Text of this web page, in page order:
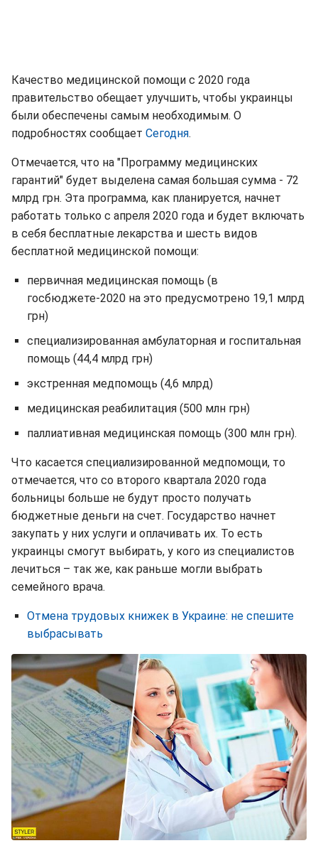
Качество медицинской помощи с 2020 года
правительство обещает улучшить, чтобы украинцы
были обеспечены самым необходимым. О
подробностях сообщает Сегодня.
Отмечается, что на "Программу медицинских
гарантий" будет выделена самая большая сумма - 72
млрд грн. Эта программа, как планируется, начнет
работать только с апреля 2020 года и будет включать
в себя бесплатные лекарства и шесть видов
бесплатной медицинской помощи:
первичная медицинская помощь (в
госбюджете-2020 на это предусмотрено 19,1 млрд
грн)
специализированная амбулаторная и госпитальная
помощь (44,4 млрд грн)
экстренная медпомощь (4,6 млрд)
медицинская реабилитация (500 млн грн)
паллиативная медицинская помощь (300 млн грн).
Что касается специализированной медпомощи, то
отмечается, что со второго квартала 2020 года
больницы больше не будут просто получать
бюджетные деньги на счет. Государство начнет
закупать у них услуги и оплачивать их. То есть
украинцы смогут выбирать, у кого из специалистов
лечиться – так же, как раньше могли выбрать
семейного врача.
Отмена трудовых книжек в Украине: не спешите
выбрасывать